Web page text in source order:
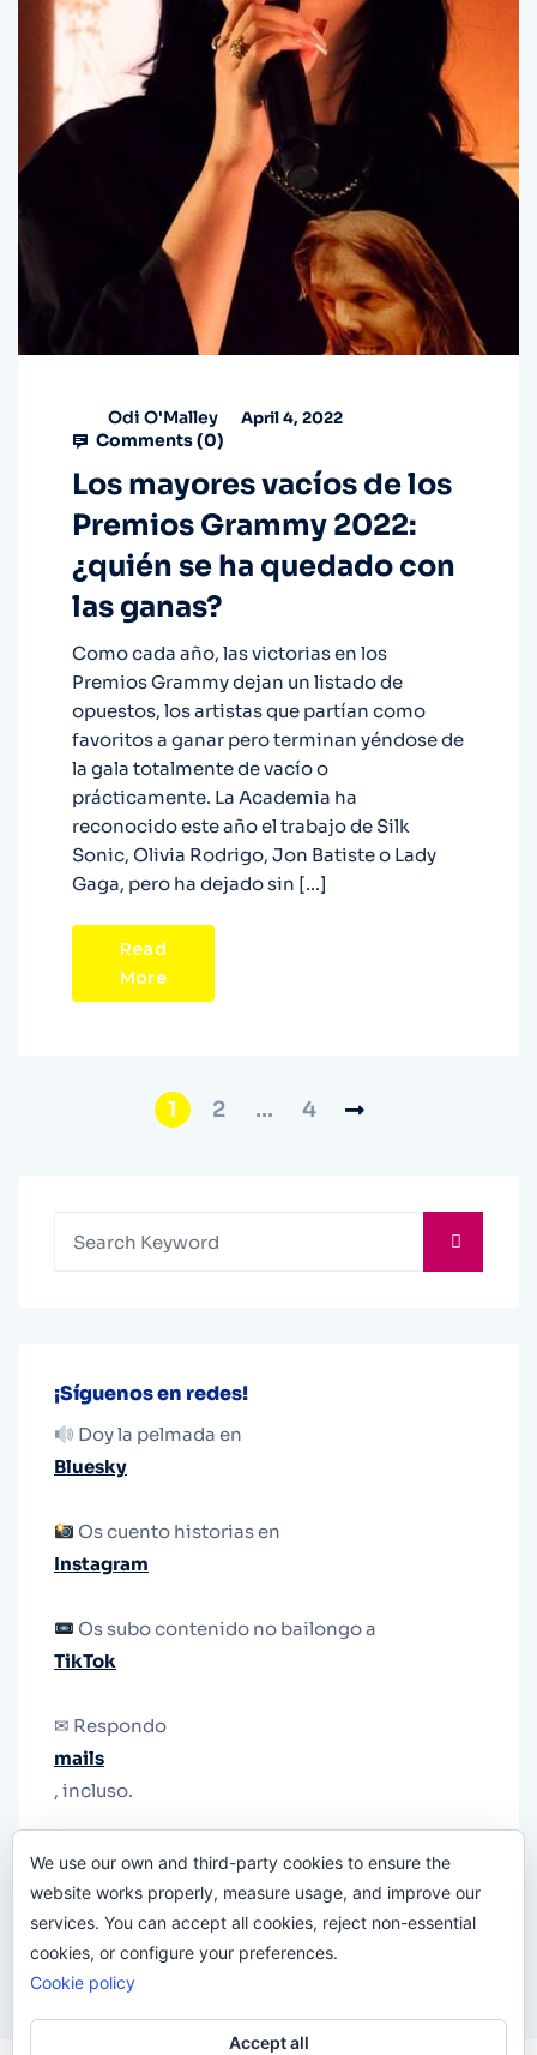
Odi O'Malley April 4, 2022
Comments (0)
Los mayores vacíos de los
Premios Grammy 2022:
¿quién se ha quedado con
las ganas?
Como cada año, las victorias en los
Premios Grammy dejan un listado de
opuestos, los artistas que partían como
favoritos a ganar pero terminan yéndose de
la gala totalmente de vacío o
prácticamente. La Academia ha
reconocido este año el trabajo de Silk
Sonic, Olivia Rodrigo, Jon Batiste o Lady
Gaga, pero ha dejado sin […]
Read
More
1 2 … 4
¡Síguenos en redes!
Doy la pelmada en
Bluesky
Os cuento historias en
Instagram
Os subo contenido no bailongo a
TikTok
✉ Respondo
mails
, incluso.
le quiten el teléfono.
We use our own and third-party cookies to ensure the
website works properly, measure usage, and improve our
services. You can accept all cookies, reject non-essential
cookies, or configure your preferences.
Cookie policy
Accept all